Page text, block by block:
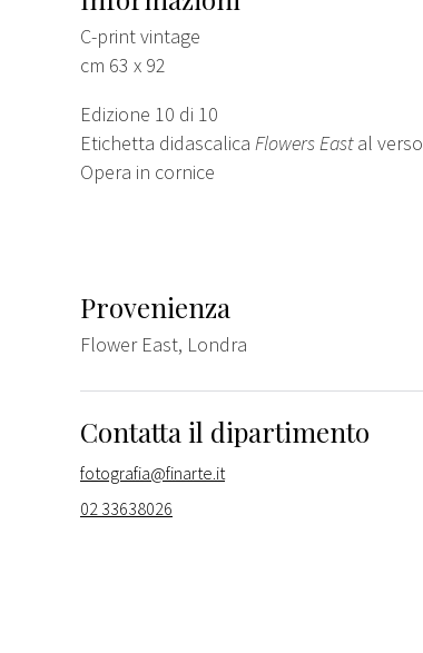
C-print vintage
cm 63 x 92
Edizione 10 di 10
Etichetta didascalica Flowers Eastal verso
Opera in cornice
Provenienza
Flower East, Londra
Contatta il dipartimento
fotografia@finarte.it
02 33638026